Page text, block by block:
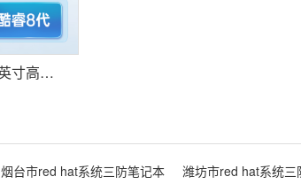
东田三防笔记本酷睿8代14英寸高清便携主机电脑 DT-14S
烟台市red hat系统三防笔记本 潍坊市red hat系统三